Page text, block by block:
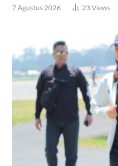
7 Agustus 2026 23Views